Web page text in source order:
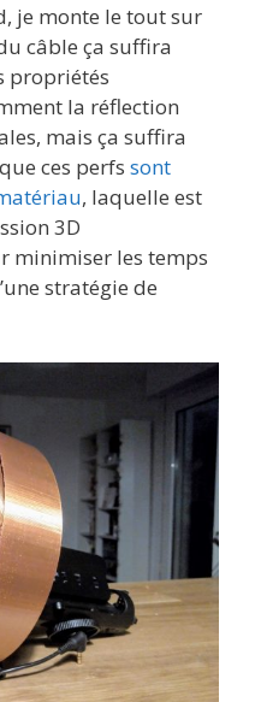
je monte le tout sur
câble ça suffira
propriétés
la réflection
mais ça suffira
ces perfs sont
, laquelle est
3D
minimiser les temps
stratégie de